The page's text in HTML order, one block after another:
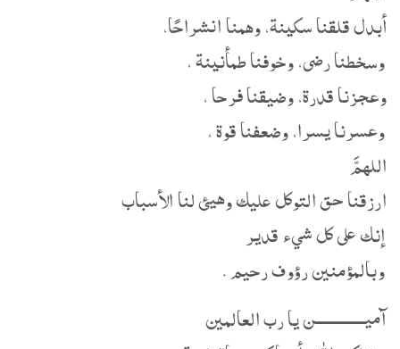
أبدل قلقنا سكينة، وهمنا انشراحًا،
وسخطنا رضى، وخوفنا طمأنينة ،
وعجزنا قدرة، وضيقنا فرحا ،
وعسرنا يسرا، وضعفنا قوة ،
اللهمَّ
ارزقنا حق التوكل عليك وهيئ لنا الأسباب
إنك على كل شيء قدير
وبالمؤمنين رؤوف رحيم .
آميــــــــــــــن يا رب العالمين